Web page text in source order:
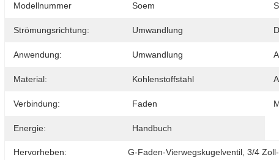
Modellnummer Soem
Strömungsrichtung: Umwandlung
Anwendung: Umwandlung
Material: Kohlenstoffstahl
Verbindung: Faden
Energie: Handbuch
Hervorheben: G-Faden-Vierwegskugelventil , 3/4